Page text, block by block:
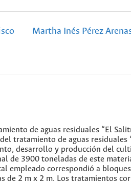
Martha Inés Pérez
de aguas residuales “El
tratamiento de aguas residuales
desarrollo y producción del
de 3900 toneladas de este
empleado correspondió a
2 m x 2 m. Los tratamientos